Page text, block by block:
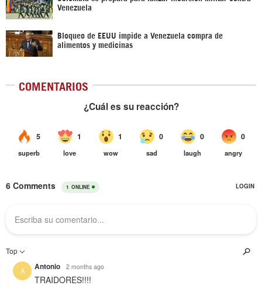
Venezuela
Bloqueo de EEUU impide a Venezuela compra de
alimentos y medicinas
COMENTARIOS